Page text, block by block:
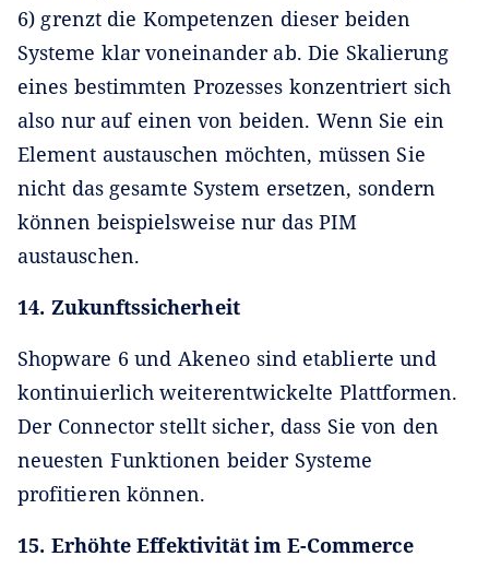
6) grenzt die Kompetenzen dieser beiden
Systeme klar voneinander ab. Die Skalierung
eines bestimmten Prozesses konzentriert sich
also nur auf einen von beiden. Wenn Sie ein
Element austauschen möchten, müssen Sie
nicht das gesamte System ersetzen, sondern
können beispielsweise nur das PIM
austauschen.
14. Zukunftssicherheit
Shopware 6 und Akeneo sind etablierte und
kontinuierlich weiterentwickelte Plattformen.
Der Connector stellt sicher, dass Sie von den
neuesten Funktionen beider Systeme
profitieren können.
15. Erhöhte Effektivität im E-Commerce